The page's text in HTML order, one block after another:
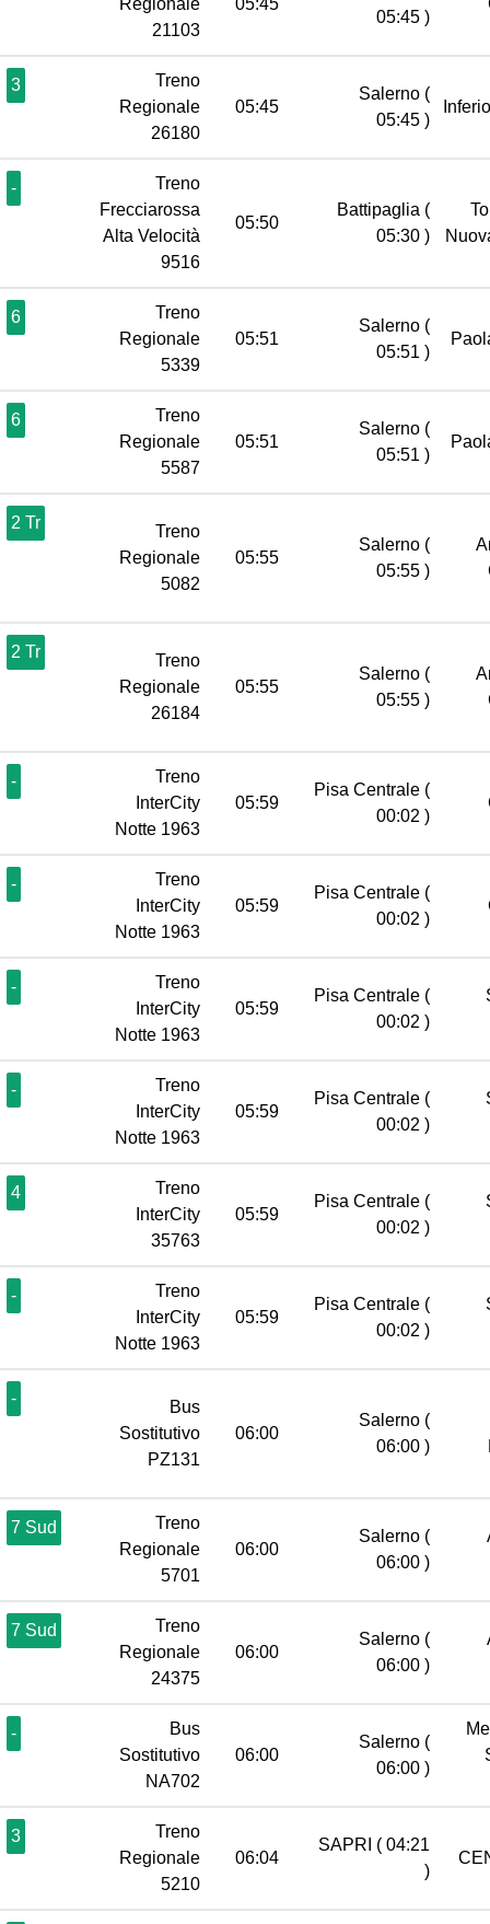
Regionale
21103
05:45
05:45 )
3
Treno
Regionale
26180
05:45
Salerno (
05:45 )
-
Treno
Frecciarossa
Alta Velocità
9516
05:50
Battipaglia (
05:30 )
6
Treno
Regionale
5339
05:51
Salerno (
05:51 )
6
Treno
Regionale
5587
05:51
Salerno (
05:51 )
2 Tr
Treno
Regionale
5082
05:55
Salerno (
05:55 )
2 Tr
Treno
Regionale
26184
05:55
Salerno (
05:55 )
-
Treno
InterCity
Notte 1963
05:59
Pisa Centrale (
00:02 )
-
Treno
InterCity
Notte 1963
05:59
Pisa Centrale (
00:02 )
-
Treno
InterCity
Notte 1963
05:59
Pisa Centrale (
00:02 )
-
Treno
InterCity
Notte 1963
05:59
Pisa Centrale (
00:02 )
4
Treno
InterCity
35763
05:59
Pisa Centrale (
00:02 )
-
Treno
InterCity
Notte 1963
05:59
Pisa Centrale (
00:02 )
-
Bus
Sostitutivo
PZ131
06:00
Salerno (
06:00 )
7 Sud
Treno
Regionale
5701
06:00
Salerno (
06:00 )
7 Sud
Treno
Regionale
24375
06:00
Salerno (
06:00 )
-
Bus
Sostitutivo
NA702
06:00
Salerno (
06:00 )
3
Treno
Regionale
5210
06:04
SAPRI ( 04:21
)